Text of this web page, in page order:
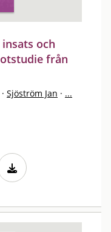
och
från
· Sjöström Jan · ...